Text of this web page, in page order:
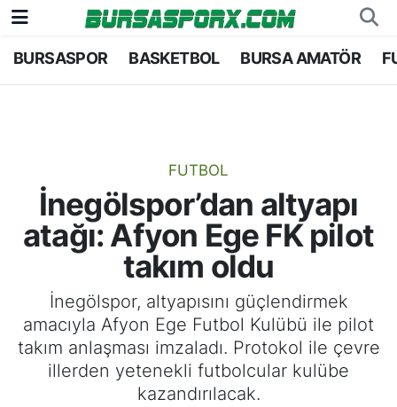
BURSASPOR BASKETBOL BURSA AMATÖR
FUTBOL
İnegölspor’dan altyapı
atağı: Afyon Ege FK pilot
takım oldu
İnegölspor, altyapısını güçlendirmek
amacıyla Afyon Ege Futbol Kulübü ile pilot
takım anlaşması imzaladı. Protokol ile çevre
illerden yetenekli futbolcular kulübe
kazandırılacak.
Bursaspor
Bursa Amatör
Hentbol
Voleybol
Genel
Bursa Nöbetçi Eczaneler
Bursa Trafik Yoğunluk Haritası
TFF 1.Lig Puan Durumu ve Fikstür
Tüm Manşetler
Son Dakika Haberleri
Haber Arşivi